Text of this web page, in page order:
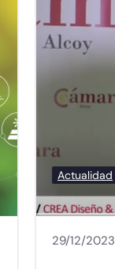
Actualidad
29/12/2023